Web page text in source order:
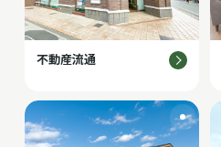
不動産流通